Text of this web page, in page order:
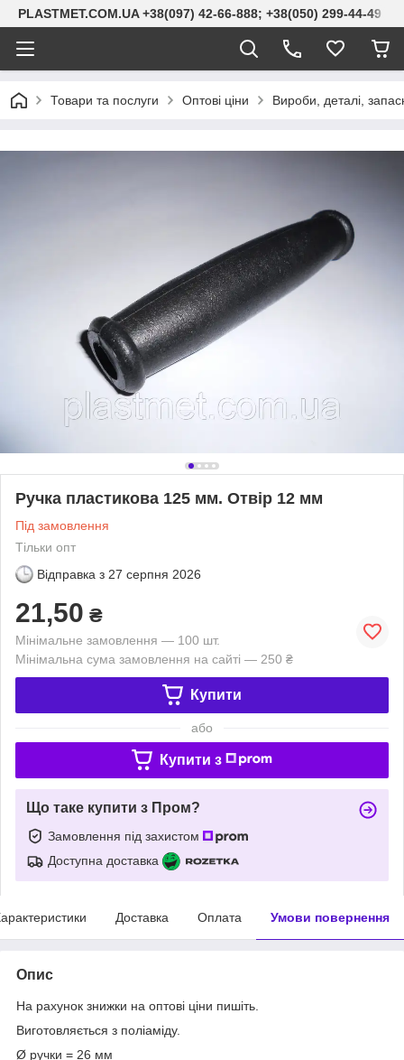
PLASTMET.COM.UA +38(097) 42-66-888; +38(050) 299-44-49
Товари та послуги Оптові ціни Вироби, деталі,
Ручка пластикова 125 мм. Отвір 12 мм
Під замовлення
Тільки опт
Відправка з 27 серпня 2026
21,50 ₴
Мінімальне замовлення — 100 шт.
Мінімальна сума замовлення на сайті — 250 ₴
Купити
або
Купити з
Що таке купити з Пром?
Замовлення під захистом
Доступна доставка
Доставка Оплата Умови повернення
Опис
На рахунок знижки на оптові ціни пишіть.
Виготовляється з поліаміду.
Ø ручки = 26 мм